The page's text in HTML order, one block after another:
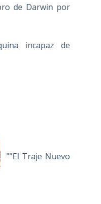
de Darwin por
incapaz de
""El Traje Nuevo